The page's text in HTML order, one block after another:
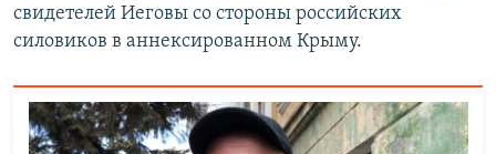
свидетелей Иеговы со стороны российских
силовиков в аннексированном Крыму.